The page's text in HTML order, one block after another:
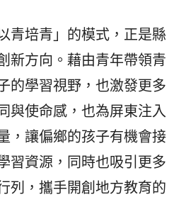
青培青」的模式，正是縣
新方向。藉由青年帶領青
的學習視野，也激發更多
與使命感，也為屏東注入
，讓偏鄉的孩子有機會接
習資源，同時也吸引更多
列，攜手開創地方教育的